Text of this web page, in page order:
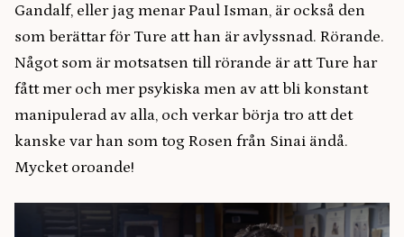
Gandalf, eller jag menar Paul Isman, är också den
som berättar för Ture att han är avlyssnad. Rörande.
Något som är motsatsen till rörande är att Ture har
fått mer och mer psykiska men av att bli konstant
manipulerad av alla, och verkar börja tro att det
kanske var han som tog Rosen från Sinai ändå.
Mycket oroande!